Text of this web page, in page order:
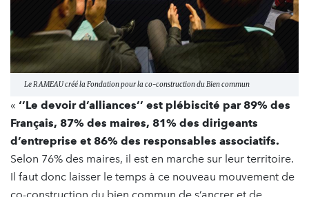
Le RAMEAU créé la Fondation pour la co-construction du Bien commun
« ‘’Le devoir d’alliances’’ est plébiscité par 89% des
Français, 87% des maires, 81% des dirigeants
d’entreprise et 86% des responsables associatifs.
Selon 76% des maires, il est en marche sur leur territoire.
Il faut donc laisser le temps à ce nouveau mouvement de
co-construction du bien commun de s’ancrer et de